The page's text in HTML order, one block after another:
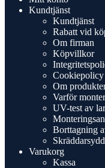
Kundtjänst
Kundtjänst
Rabatt vid
Om firman
Köpvillkor
Cookiepolicy
Om
Varför
UV-test av
Borttagning
Varukorg
Kassa